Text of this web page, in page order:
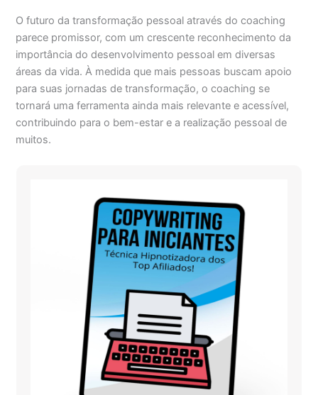
O futuro da transformação pessoal através do coaching
parece promissor, com um crescente reconhecimento da
importância do desenvolvimento pessoal em diversas
áreas da vida. À medida que mais pessoas buscam apoio
para suas jornadas de transformação, o coaching se
tornará uma ferramenta ainda mais relevante e acessível,
contribuindo para o bem-estar e a realização pessoal de
muitos.